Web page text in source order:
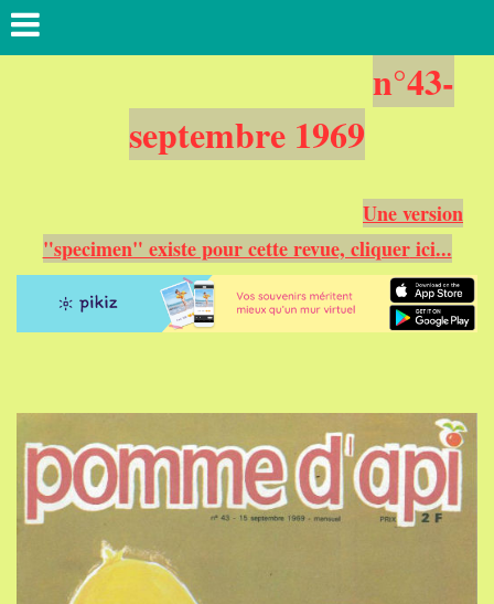
n°43-
septembre 1969
Une version
"specimen" existe pour cette revue, cliquerici...